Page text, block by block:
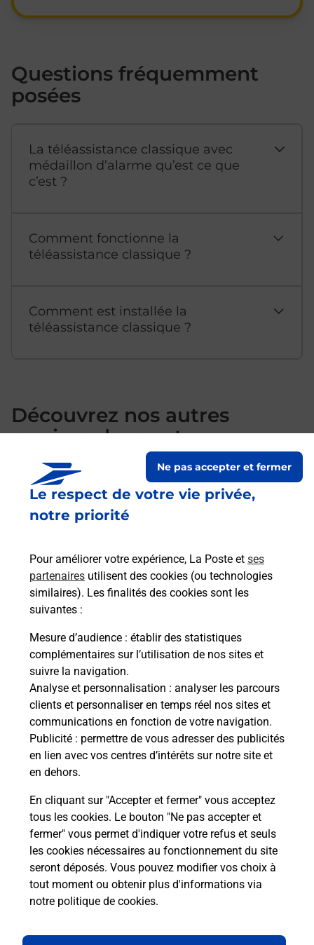
Le respect de votre vie privée,
notre priorité
Pour améliorer votre expérience, La Poste et ses
partenaires utilisent des cookies (ou technologies
similaires). Les finalités des cookies sont les
suivantes :
Mesure d’audience : établir des statistiques
complémentaires sur l’utilisation de nos sites et
suivre la navigation.
Analyse et personnalisation : analyser les parcours
clients et personnaliser en temps réel nos sites et
communications en fonction de votre navigation.
Publicité : permettre de vous adresser des publicités
en lien avec vos centres d’intérêts sur notre site et
en dehors.
En cliquant sur "Accepter et fermer" vous acceptez
tous les cookies. Le bouton "Ne pas accepter et
fermer" vous permet d'indiquer votre refus et seuls
les cookies nécessaires au fonctionnement du site
seront déposés. Vous pouvez modifier vos choix à
tout moment ou obtenir plus d'informations via
notre politique de cookies.
Ne pas accepter et fermer
Questions fréquemment
posées
La téléassistance classique avec
médaillon d’alarme qu’est ce que
c’est ?
Comment fonctionne la
téléassistance classique ?
Comment est installée la
téléassistance classique ?
Découvrez nos autres
services dans votre
commune Firminy
S'inscrire au code de la route
Vous cherchez à passer votre code de la route auto
ou moto dans la commune Firminy ? Découvrez
toutes nos solutions.
En savoir plus
Localiser Liste
Liste - téléassistance
Loire - téléassistance
Firminy - téléassistance